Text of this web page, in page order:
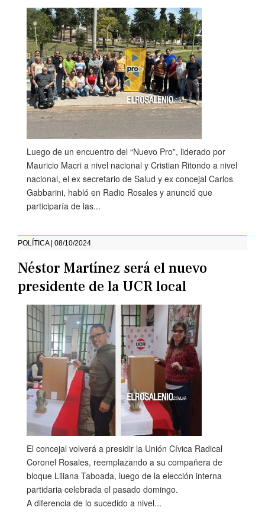
Luego de un encuentro del “Nuevo Pro”, liderado por
Mauricio Macri a nivel nacional y Cristian Ritondo a nivel
nacional, el ex secretario de Salud y ex concejal Carlos
Gabbarini, habló en Radio Rosales y anunció que
participaría de las...
POLÍTICA | 08/10/2024
Néstor Martínez será el nuevo
presidente de la UCR local
El concejal volverá a presidir la Unión Cívica Radical
Coronel Rosales, reemplazando a su compañera de
bloque Liliana Taboada, luego de la elección interna
partidaria celebrada el pasado domingo.
A diferencia de lo sucedido a nivel...